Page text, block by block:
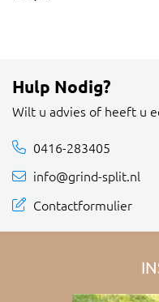
Hulp Nodig?
Wilt u advies of heeft u
0416-283405
info@grind-split.nl
Contactformulier